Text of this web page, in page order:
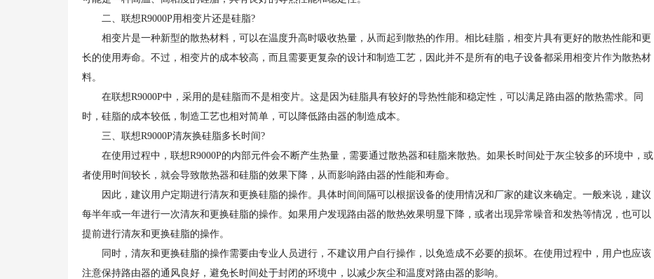
二、联想R9000P用相变片还是硅脂?
相变片是一种新型的散热材料，可以在温度升高时吸收热量，从而起到散热的作用。相比硅脂，相变片具有更好的散热性能和更
长的使用寿命。不过，相变片的成本较高，而且需要更复杂的设计和制造工艺，因此并不是所有的电子设备都采用相变片作为散热材
料。
在联想R9000P中，采用的是硅脂而不是相变片。这是因为硅脂具有较好的导热性能和稳定性，可以满足路由器的散热需求。同
时，硅脂的成本较低，制造工艺也相对简单，可以降低路由器的制造成本。
三、联想R9000P清灰换硅脂多长时间?
在使用过程中，联想R9000P的内部元件会不断产生热量，需要通过散热器和硅脂来散热。如果长时间处于灰尘较多的环境中，或
者使用时间较长，就会导致散热器和硅脂的效果下降，从而影响路由器的性能和寿命。
因此，建议用户定期进行清灰和更换硅脂的操作。具体时间间隔可以根据设备的使用情况和厂家的建议来确定。一般来说，建议
每半年或一年进行一次清灰和更换硅脂的操作。如果用户发现路由器的散热效果明显下降，或者出现异常噪音和发热等情况，也可以
提前进行清灰和更换硅脂的操作。
同时，清灰和更换硅脂的操作需要由专业人员进行，不建议用户自行操作，以免造成不必要的损坏。在使用过程中，用户也应该
注意保持路由器的通风良好，避免长时间处于封闭的环境中，以减少灰尘和温度对路由器的影响。